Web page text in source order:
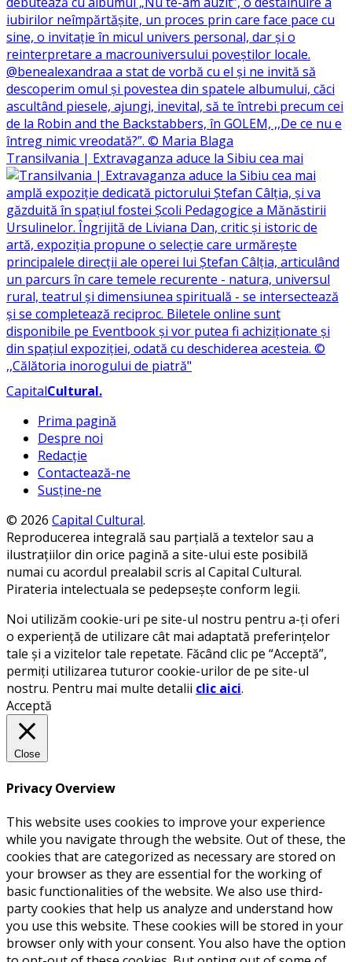
Transilvania | Extravaganza aduce la Sibiu cea mai
CapitalCultural.
Prima pagină
Despre noi
Redacție
Contactează-ne
Susține-ne
© 2026 Capital Cultural.
Reproducerea integrală sau parțială a textelor sau a
ilustrațiilor din orice pagină a site-ului este posibilă
numai cu acordul prealabil scris al Capital Cultural.
Pirateria intelectuala se pedepsește conform legii.
Noi utilizăm cookie-uri pe site-ul nostru pentru a-ți oferi
o experiență de utilizare cât mai adaptată preferințelor
tale și a vizitelor tale repetate. Făcând clic pe “Acceptă”,
permiți utilizarea tuturor cookie-urilor de pe site-ul
nostru. Pentru mai multe detalii clic aici.
Acceptă
Close
Privacy Overview
This website uses cookies to improve your experience
while you navigate through the website. Out of these, the
cookies that are categorized as necessary are stored on
your browser as they are essential for the working of
basic functionalities of the website. We also use third-
party cookies that help us analyze and understand how
you use this website. These cookies will be stored in your
browser only with your consent. You also have the option